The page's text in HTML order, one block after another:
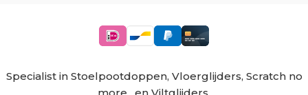
Specialist in Stoelpootdoppen, Vloerglijders, Scratch no